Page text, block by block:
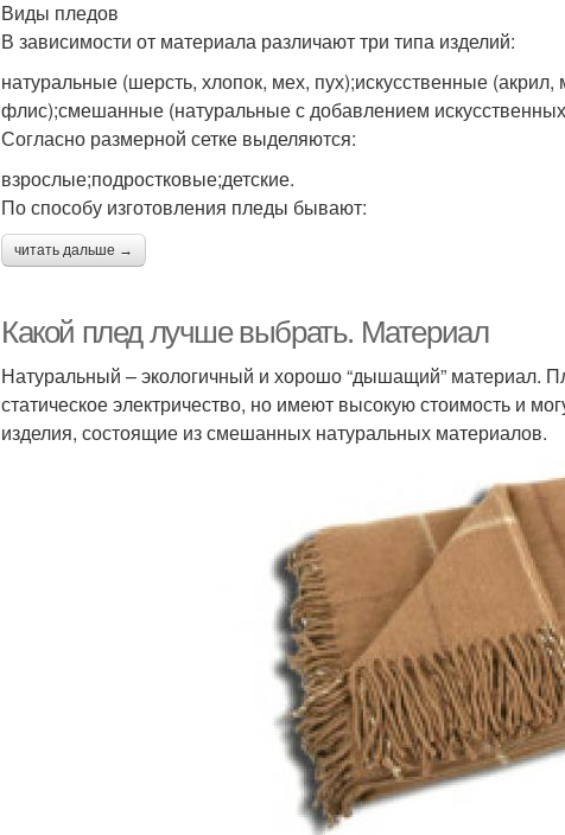
Виды пледов
В зависимости от материала различают три типа изделий:
натуральные (шерсть, хлопок, мех, пух);искусственные
флис);смешанные (натуральные с добавлением
Согласно размерной сетке выделяются:
взрослые;подростковые;детские.
По способу изготовления пледы бывают:
читать дальше →
Какой плед лучше выбрать. Материал
Натуральный – экологичный и хорошо “дышащий” материал.
статическое электричество, но имеют высокую стоимость и
изделия, состоящие из смешанных натуральных материалов.